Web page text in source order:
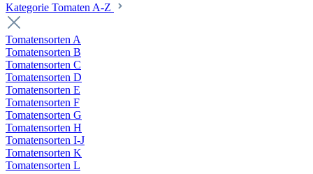
Kategorie Tomaten A-Z
Tomatensorten A
Tomatensorten B
Tomatensorten C
Tomatensorten D
Tomatensorten E
Tomatensorten F
Tomatensorten G
Tomatensorten H
Tomatensorten I-J
Tomatensorten K
Tomatensorten L